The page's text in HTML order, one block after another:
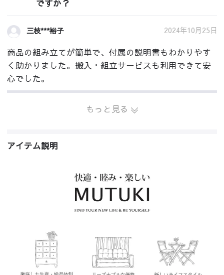
ですか？
三枝***裕子 2024年10月25日
商品の組み立てが簡単で、付属の説明書もわかりやす
く助かりました。搬入・組立サービスも利用できて安
心でした。
もっと見る
アイテム説明